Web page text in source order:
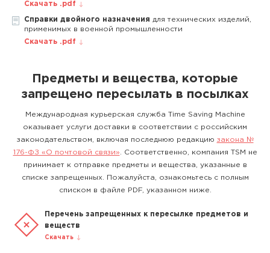
Скачать .pdf
Справки двойного назначения для технических изделий,
применимых в военной промышленности
Скачать .pdf
Предметы и вещества, которые
запрещено пересылать в посылках
Международная курьерская служба Time Saving Machine
оказывает услуги доставки в соответствии с российским
законодательством, включая последнюю редакцию закона №
176-ФЗ «О почтовой связи» . Соответственно, компания TSM не
принимает к отправке предметы и вещества, указанные в
списке запрещенных. Пожалуйста, ознакомьтесь с полным
списком в файле PDF, указанном ниже.
Перечень запрещенных к пересылке предметов и
веществ
Скачать